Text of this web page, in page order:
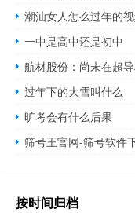
潮汕女人怎么过年的
一中是高中还是初中
航材股份：尚未在超
过年下的大雪叫什么
旷考会有什么后果
筛号王官网-筛号软件
按时间归档